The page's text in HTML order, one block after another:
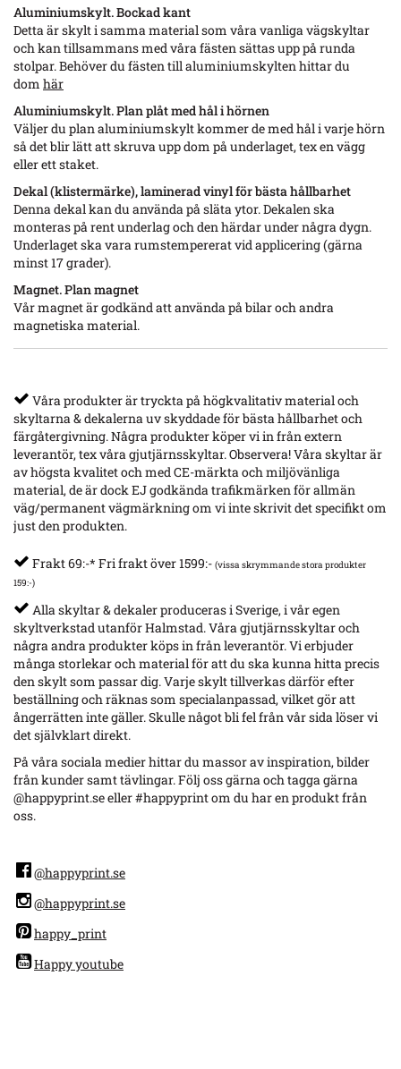
Aluminiumskylt. Bockad kant
Detta är skylt i samma material som våra vanliga vägskyltar
och kan tillsammans med våra fästen sättas upp på runda
stolpar. Behöver du fästen till aluminiumskylten hittar du
dom här
Aluminiumskylt. Plan plåt med hål i hörnen
Väljer du plan aluminiumskylt kommer de med hål i varje hörn
så det blir lätt att skruva upp dom på underlaget, tex en vägg
eller ett staket.
Dekal (klistermärke), laminerad vinyl för bästa hållbarhet
Denna dekal kan du använda på släta ytor. Dekalen ska
monteras på rent underlag och den härdar under några dygn.
Underlaget ska vara rumstempererat vid applicering (gärna
minst 17 grader).
Magnet. Plan magnet
Vår magnet är godkänd att använda på bilar och andra
magnetiska material.
Våra produkter är tryckta på högkvalitativ material och
skyltarna & dekalerna uv skyddade för bästa hållbarhet och
färgåtergivning. Några produkter köper vi in från extern
leverantör, tex våra gjutjärnsskyltar. Observera! Våra skyltar är
av högsta kvalitet och med CE-märkta och miljövänliga
material, de är dock EJ godkända trafikmärken för allmän
väg/permanent vägmärkning om vi inte skrivit det specifikt om
just den produkten.
Frakt 69:-* Fri frakt över 1599:- (vissa skrymmande stora produkter
159:-)
Alla skyltar & dekaler produceras i Sverige, i vår egen
skyltverkstad utanför Halmstad. Våra gjutjärnsskyltar och
några andra produkter köps in från leverantör. Vi erbjuder
många storlekar och material för att du ska kunna hitta precis
den skylt som passar dig. Varje skylt tillverkas därför efter
beställning och räknas som specialanpassad, vilket gör att
ångerrätten inte gäller. Skulle något bli fel från vår sida löser vi
det självklart direkt.
På våra sociala medier hittar du massor av inspiration, bilder
från kunder samt tävlingar. Följ oss gärna och tagga gärna
@happyprint.se eller #happyprint om du har en produkt från
oss.
@happyprint.se
@happyprint.se
happy_print
Happy youtube